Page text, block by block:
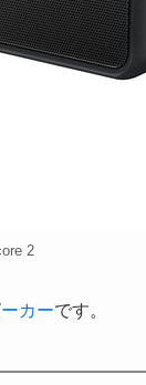
2
カーです。